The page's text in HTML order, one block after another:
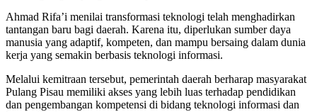
Ahmad Rifa’i menilai transformasi teknologi telah menghadirkan
tantangan baru bagi daerah. Karena itu, diperlukan sumber daya
manusia yang adaptif, kompeten, dan mampu bersaing dalam dunia
kerja yang semakin berbasis teknologi informasi.
Melalui kemitraan tersebut, pemerintah daerah berharap masyarakat
Pulang Pisau memiliki akses yang lebih luas terhadap pendidikan
dan pengembangan kompetensi di bidang teknologi informasi dan